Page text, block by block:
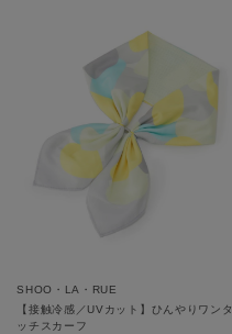
SHOO・LA・RUE
【接触冷感／UVカット】ひんやりワンタ
ッチスカーフ